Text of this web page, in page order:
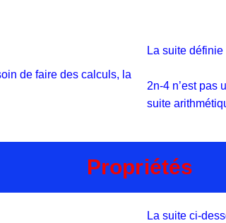
de faire des calculs, la
La suite
2n-4 n’est pas
suite
Propriétés
La suite ci-